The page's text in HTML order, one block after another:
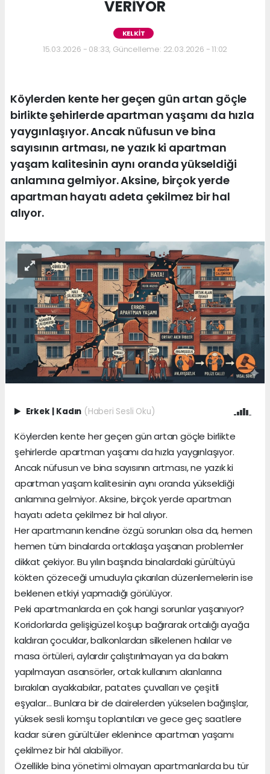
VERİYOR
KELKİT
15.03.2026 - 08:33, Güncelleme: 22.03.2026 - 11:02
Köylerden kente her geçen gün artan göçle
birlikte şehirlerde apartman yaşamı da hızla
yaygınlaşıyor. Ancak nüfusun ve bina
sayısının artması, ne yazık ki apartman
yaşam kalitesinin aynı oranda yükseldiği
anlamına gelmiyor. Aksine, birçok yerde
apartman hayatı adeta çekilmez bir hal
alıyor.
Erkek | Kadın (Haberi Sesli Oku)
Köylerden kente her geçen gün artan göçle birlikte
şehirlerde apartman yaşamı da hızla yaygınlaşıyor.
Ancak nüfusun ve bina sayısının artması, ne yazık ki
apartman yaşam kalitesinin aynı oranda yükseldiği
anlamına gelmiyor. Aksine, birçok yerde apartman
hayatı adeta çekilmez bir hal alıyor.
Her apartmanın kendine özgü sorunları olsa da, hemen
hemen tüm binalarda ortaklaşa yaşanan problemler
dikkat çekiyor. Bu yılın başında binalardaki gürültüyü
kökten çözeceği umuduyla çıkarılan düzenlemelerin ise
beklenen etkiyi yapmadığı görülüyor.
Peki apartmanlarda en çok hangi sorunlar yaşanıyor?
Koridorlarda gelişigüzel koşup bağırarak ortalığı ayağa
kaldıran çocuklar, balkonlardan silkelenen halılar ve
masa örtüleri, aylardır çalıştırılmayan ya da bakım
yapılmayan asansörler, ortak kullanım alanlarına
bırakılan ayakkabılar, patates çuvalları ve çeşitli
eşyalar… Bunlara bir de dairelerden yükselen bağırışlar,
yüksek sesli komşu toplantıları ve gece geç saatlere
kadar süren gürültüler eklenince apartman yaşamı
çekilmez bir hâl alabiliyor.
Özellikle bina yönetimi olmayan apartmanlarda bu tür